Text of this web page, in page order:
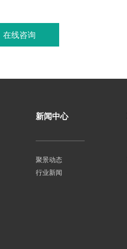
在线咨询
新闻中心
聚景动态
行业新闻